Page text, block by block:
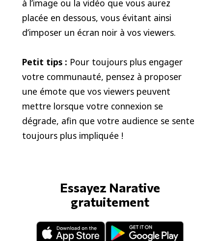
à l’image ou la vidéo que vous aurez
placée en dessous, vous évitant ainsi
d’imposer un écran noir à vos viewers.
Petit tips : Pour toujours plus engager
votre communauté, pensez à proposer
une émote que vos viewers peuvent
mettre lorsque votre connexion se
dégrade, afin que votre audience se sente
toujours plus impliquée !
Essayez Narative
gratuitement